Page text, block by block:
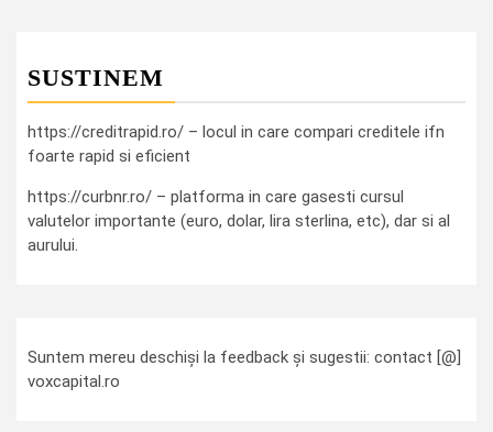
SUSTINEM
https://creditrapid.ro/ – locul in care compari creditele ifn
foarte rapid si eficient
https://curbnr.ro/ – platforma in care gasesti cursul
valutelor importante (euro, dolar, lira sterlina, etc), dar si al
aurului.
Suntem mereu deschiși la feedback și sugestii: contact [@]
voxcapital.ro